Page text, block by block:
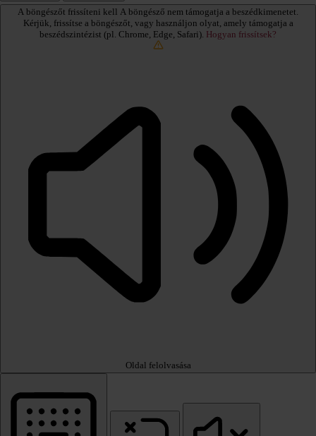
A böngészőt frissíteni kell A böngésző nem támogatja a beszédkimenetet.
Kérjük, frissítse a böngészőt, vagy használjon olyat, amely támogatja a
beszédszintézist (pl. Chrome, Edge, Safari). Hogyan frissítsek?
Oldal felolvasása